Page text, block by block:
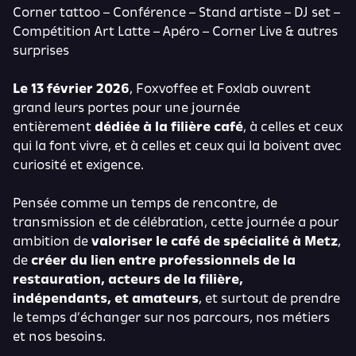
Corner tattoo – Conférence – Stand artiste – DJ set –
Compétition Art Latte – Apéro – Corner Live & autres
surprises
Le 13 février 2026, Foxvoffee et Foxlab ouvrent
grand leurs portes pour une journée
entièrement dédiée à la filière café, à celles et ceux
qui la font vivre, et à celles et ceux qui la boivent avec
curiosité et exigence.
Pensée comme un temps de rencontre, de
transmission et de célébration, cette journée a pour
ambition de valoriser le café de spécialité à Metz,
de créer du lien entre professionnels de la
restauration, acteurs de la filière,
indépendants, et amateurs, et surtout de prendre
le temps d’échanger sur nos parcours, nos métiers
et nos besoins.